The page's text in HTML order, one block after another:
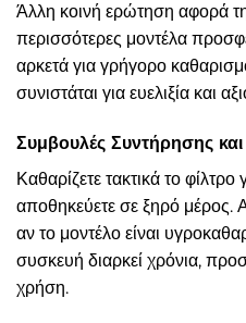
Άλλη κοινή ερώτηση αφορά
περισσότερες μοντέλα
αρκετά για γρήγορο
συνιστάται για ευελιξία και
Συμβουλές Συντήρησης
Καθαρίζετε τακτικά το
αποθηκεύετε σε ξηρό μέρος.
αν το μοντέλο είναι
συσκευή διαρκεί χρόνια,
χρήση.